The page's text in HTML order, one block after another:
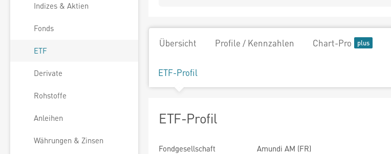
Indizes & Aktien
Fonds
ETF
Derivate
Rohstoffe
Anleihen
Währungen & Zinsen
Übersicht Profile / Kennzahlen Chart-Pro
ETF-Profil
ETF-Profil
Fondgesellschaft
Amundi AM (FR)